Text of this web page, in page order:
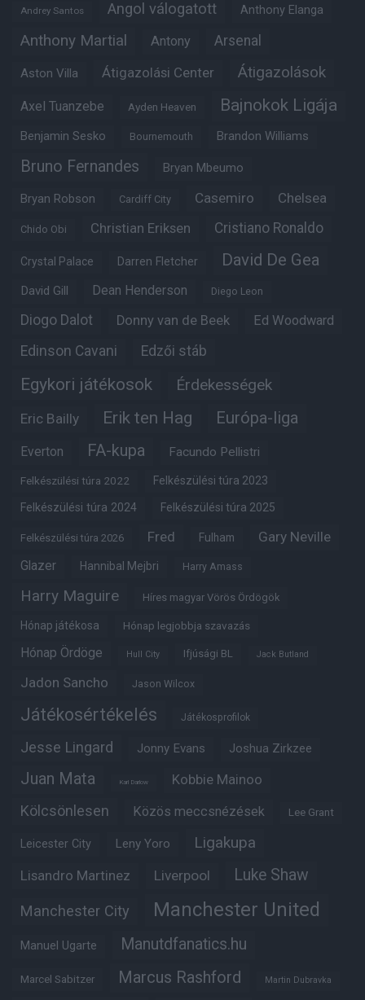
Andrey Santos Angol válogatott Anthony Elanga
Anthony Martial Antony Arsenal
Aston Villa Átigazolási Center Átigazolások
Axel Tuanzebe Ayden Heaven Bajnokok Ligája
Benjamin Sesko Bournemouth Brandon Williams
Bruno Fernandes Bryan Mbeumo
Bryan Robson Cardiff City Casemiro Chelsea
Chido Obi Christian Eriksen Cristiano Ronaldo
Crystal Palace Darren Fletcher David De Gea
David Gill Dean Henderson Diego Leon
Diogo Dalot Donny van de Beek Ed Woodward
Edinson Cavani Edzői stáb
Egykori játékosok Érdekességek
Eric Bailly Erik ten Hag Európa-liga
Everton FA-kupa Facundo Pellistri
Felkészülési túra 2022 Felkészülési túra 2023
Felkészülési túra 2024 Felkészülési túra 2025
Felkészülési túra 2026 Fred Fulham Gary Neville
Glazer Hannibal Mejbri Harry Amass
Harry Maguire Híres magyar Vörös Ördögök
Hónap játékosa Hónap legjobbja szavazás
Hónap Ördöge Hull City Ifjúsági BL Jack Butland
Jadon Sancho Jason Wilcox
Játékosértékelés Játékosprofilok
Jesse Lingard Jonny Evans Joshua Zirkzee
Juan Mata Karl Darlow Kobbie Mainoo
Kölcsönlesen Közös meccsnézések Lee Grant
Leicester City Leny Yoro Ligakupa
Lisandro Martinez Liverpool Luke Shaw
Manchester City Manchester United
Manuel Ugarte Manutdfanatics.hu
Marcel Sabitzer Marcus Rashford Martin Dubravka